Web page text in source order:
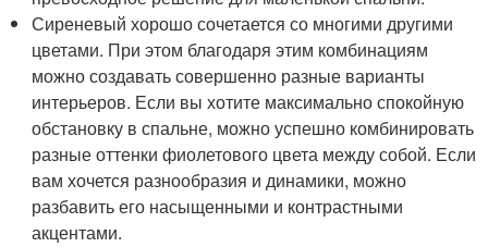
Сиреневый хорошо сочетается со многими другими
цветами. При этом благодаря этим комбинациям
можно создавать совершенно разные варианты
интерьеров. Если вы хотите максимально спокойную
обстановку в спальне, можно успешно комбинировать
разные оттенки фиолетового цвета между собой. Если
вам хочется разнообразия и динамики, можно
разбавить его насыщенными и контрастными
акцентами.